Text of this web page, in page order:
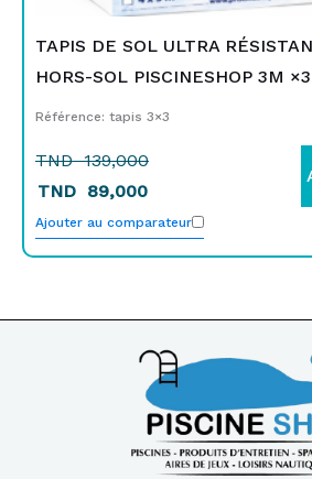
TAPIS DE SOL ULTRA
HORS-SOL PISCINESHOP 3M
Référence: tapis 3×3
TND139,000
TND 89,000
Ajouter au comparateur